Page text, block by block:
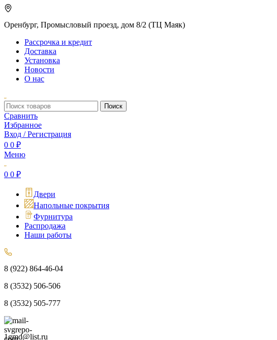
Оренбург, Промысловый проезд, дом 8/2 (ТЦ Маяк)
Рассрочка и кредит
Доставка
Установка
Новости
О нас
Поиск
Сравнить
Избранное
Вход / Регистрация
0 0 ₽
Меню
0 0 ₽
Двери
Напольные покрытия
Фурнитура
Распродажа
Наши работы
8 (922) 864-46-04
8 (3532) 506-506
8 (3532) 505-777
1gmd@list.ru